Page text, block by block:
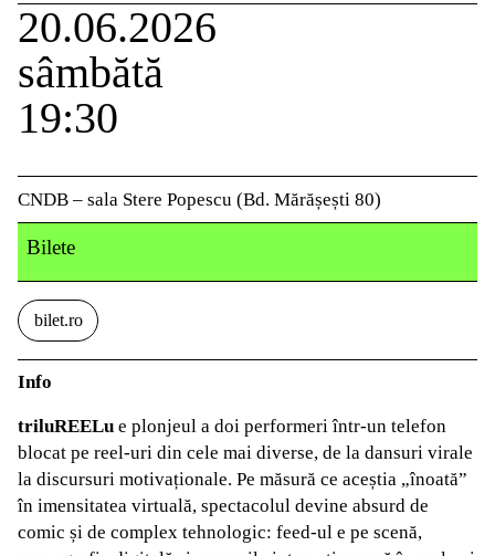
20.06.2026
sâmbătă
19:30
CNDB – sala Stere Popescu (Bd. Mărășești 80)
Bilete
bilet.ro
Info
triluREELu e plonjeul a doi performeri într-un telefon
blocat pe reel-uri din cele mai diverse, de la dansuri virale
la discursuri motivaționale. Pe măsură ce aceștia „înoată”
în imensitatea virtuală, spectacolul devine absurd de
comic și de complex tehnologic: feed-ul e pe scenă,